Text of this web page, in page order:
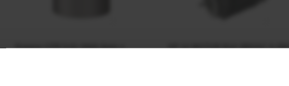
Rotator CPR 5-01 50kN 4mm x
HP 12 MOTOR B14 380VAC